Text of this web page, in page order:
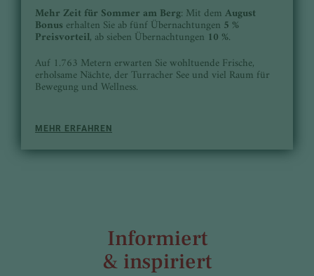
Mehr Zeit für Sommer am Berg: Mit demAugust
Bonus erhalten Sie ab fünf Übernachtungen 5 %
Preisvorteil, ab sieben Übernachtungen 10 %.
Auf 1.763 Metern erwarten Sie wohltuende Frische,
erholsame Nächte, der Turracher See und viel Raum für
Bewegung und Wellness.
MEHR ERFAHREN
Informiert
& inspiriert